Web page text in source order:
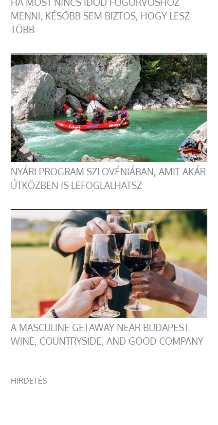
MENNI, KÉSŐBB SEM BIZTOS, HOGY LESZ
TÖBB
NYÁRI PROGRAM SZLOVÉNIÁBAN, AMIT AKÁR
ÚTKÖZBEN IS LEFOGLALHATSZ
A MASCULINE GETAWAY NEAR BUDAPEST:
WINE, COUNTRYSIDE, AND GOOD COMPANY
HIRDETÉS